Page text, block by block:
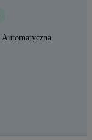
Automatyczna